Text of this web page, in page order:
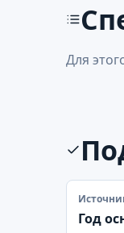
Для
Год